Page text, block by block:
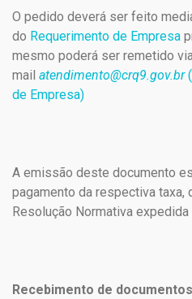
O pedido deverá ser feito
do Requerimento de Empresa
mesmo poderá ser remetido
mail atendimento@crq9.gov.br
de Empresa)
A emissão deste documento
pagamento da respectiva taxa,
Resolução Normativa expedida
Recebimento de